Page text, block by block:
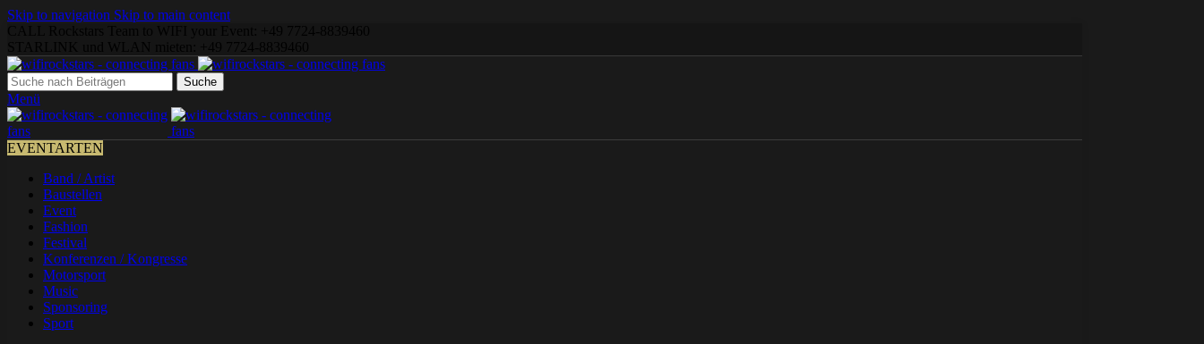
Skip to navigation Skip to main content
Suche
Menü
EVENTARTEN
Band / Artist
Baustellen
Event
Fashion
Festival
Konferenzen / Kongresse
Motorsport
Music
Sponsoring
Sport